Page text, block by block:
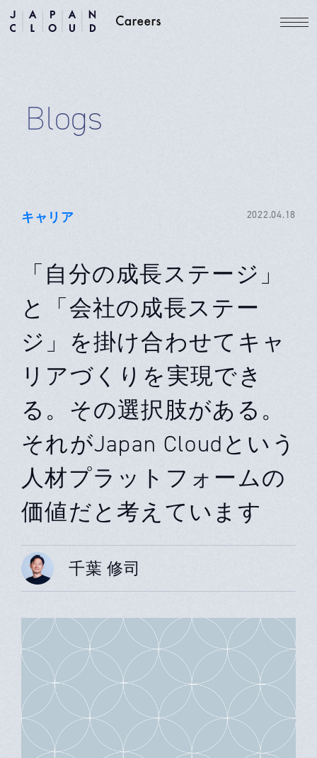
Blogs
キャリア 2022.04.18
「自分の成長ステージ」
と「会社の成長ステー
ジ」を掛け合わせてキャ
リアづくりを実現でき
る。その選択肢がある。
それがJapan Cloudという
人材プラットフォームの
価値だと考えています
千葉 修司